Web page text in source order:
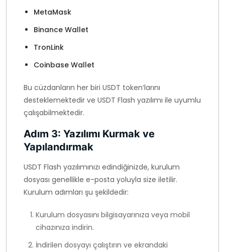
MetaMask
Binance Wallet
TronLink
Coinbase Wallet
Bu cüzdanların her biri USDT token’larını
desteklemektedir ve USDT Flash yazılımı ile uyumlu
çalışabilmektedir.
Adım 3: Yazılımı Kurmak ve
Yapılandırmak
USDT Flash yazılımınızı edindiğinizde, kurulum
dosyası genellikle e-posta yoluyla size iletilir.
Kurulum adımları şu şekildedir:
Kurulum dosyasını bilgisayarınıza veya mobil
cihazınıza indirin.
İndirilen dosyayı çalıştırın ve ekrandaki